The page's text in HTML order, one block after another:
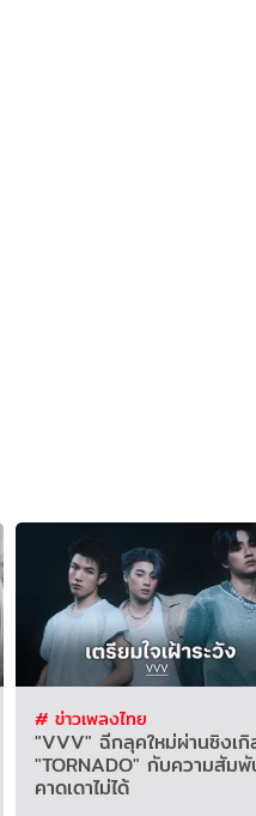
# ข่าวเพลงไทย
"VVV" ฉีกลุคใหม่ผ่านซิงเกิ
"TORNADO" กับความสัม
คาดเดาไม่ได้